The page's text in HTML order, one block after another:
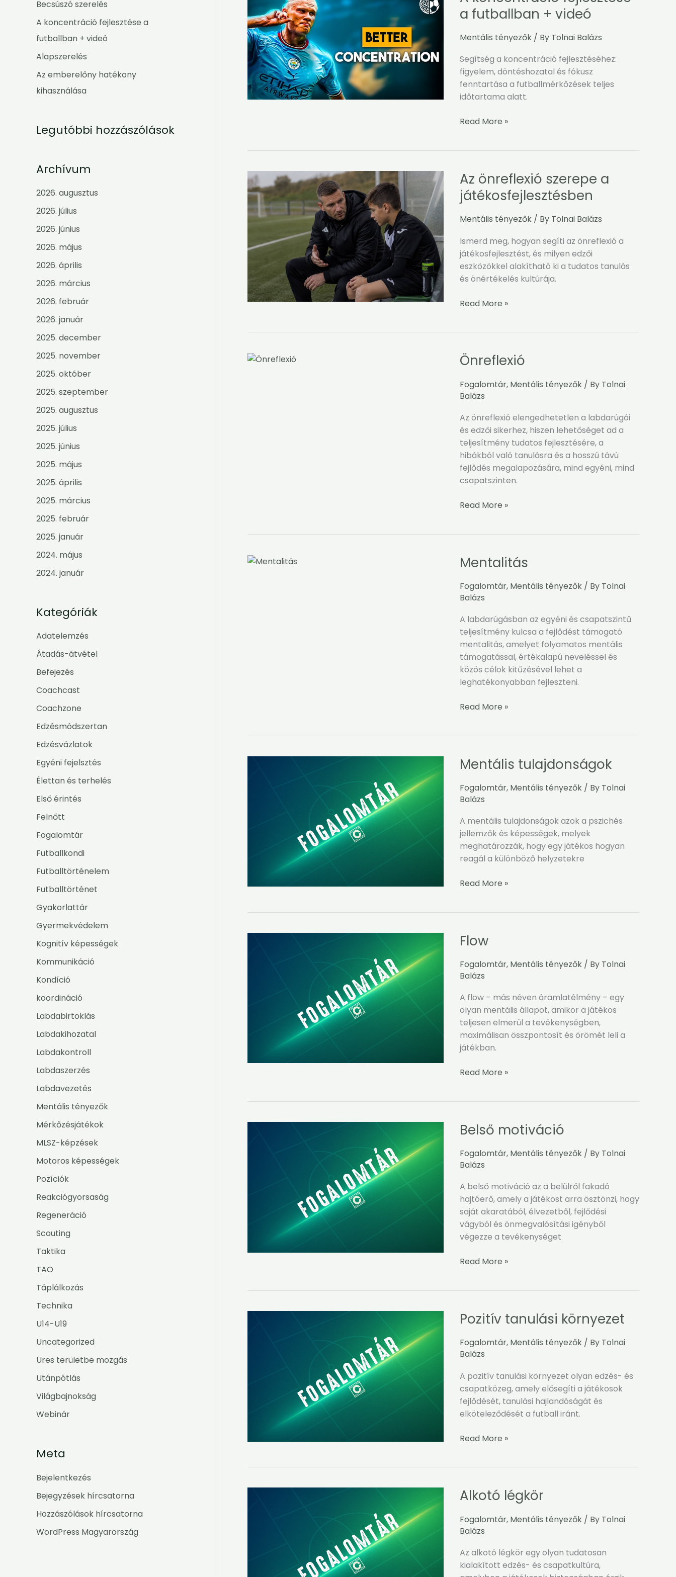
f
o
Becsúszó szerelés
A koncentráció fejlesztése a
futballban + videó
Alapszerelés
Az emberelőny hatékony
kihasználása
Legutóbbi hozzászólások
Archívum
2026. augusztus
2026. július
2026. június
2026. május
2026. április
2026. március
2026. február
2026. január
2025. december
2025. november
2025. október
2025. szeptember
2025. augusztus
2025. július
2025. június
2025. május
2025. április
2025. március
2025. február
2025. január
2024. május
2024. január
Kategóriák
Adatelemzés
Átadás-átvétel
Befejezés
Coachcast
Coachzone
Edzésmódszertan
Edzésvázlatok
Egyéni fejelsztés
Élettan és terhelés
Első érintés
Felnőtt
Fogalomtár
Futballkondi
Futballtörténelem
Futballtörténet
Gyakorlattár
Gyermekvédelem
Kognitív képességek
Kommunikáció
Kondíció
koordináció
Labdabirtoklás
Labdakihozatal
Labdakontroll
Labdaszerzés
Labdavezetés
Mentális tényezők
Mérkőzésjátékok
MLSZ-képzések
Motoros képességek
Pozíciók
Reakciógyorsaság
Regeneráció
Scouting
Taktika
TAO
Táplálkozás
Technika
U14-U19
Uncategorized
Üres területbe mozgás
Utánpótlás
Világbajnokság
Webinár
Meta
Bejelentkezés
Bejegyzések hírcsatorna
Hozzászólások hírcsatorna
WordPress Magyarország
a futballban + videó
Mentális tényezők/ By Tolnai Balázs
Segítség a koncentráció fejlesztéséhez:
figyelem, döntéshozatal és fókusz
fenntartása a futballmérkőzések teljes
időtartama alatt.
koncentráció
fejlesztése
a
+
videó
Read More »
Az önreflexió szerepe a
játékosfejlesztésben
Mentális tényezők/ By Tolnai Balázs
Ismerd meg, hogyan segíti az önreflexió a
játékosfejlesztést, és milyen edzői
eszközökkel alakítható ki a tudatos tanulás
és önértékelés kultúrája.
Az
önreflexió
szerepe
a
játékosfejlesztésben
Read More »
Önreflexió
Fogalomtár, Mentális tényezők/ By Tolnai
Balázs
Az önreflexió elengedhetetlen a labdarúgói
és edzői sikerhez, hiszen lehetőséget ad a
teljesítmény tudatos fejlesztésére, a
hibákból való tanulásra és a hosszú távú
fejlődés megalapozására, mind egyéni, mind
csapatszinten.
Önreflexió
Read More »
Mentalitás
Fogalomtár, Mentális tényezők/ By Tolnai
Balázs
A labdarúgásban az egyéni és csapatszintű
teljesítmény kulcsa a fejlődést támogató
mentalitás, amelyet folyamatos mentális
támogatással, értékalapú neveléssel és
közös célok kitűzésével lehet a
leghatékonyabban fejleszteni.
Mentalitás
Read More »
Mentális tulajdonságok
Fogalomtár, Mentális tényezők/ By Tolnai
Balázs
A mentális tulajdonságok azok a pszichés
jellemzők és képességek, melyek
meghatározzák, hogy egy játékos hogyan
reagál a különböző helyzetekre
Mentális
Read More »
Flow
Fogalomtár, Mentális tényezők/ By Tolnai
Balázs
A flow – más néven áramlatélmény – egy
olyan mentális állapot, amikor a játékos
teljesen elmerül a tevékenységben,
maximálisan összpontosít és örömét leli a
játékban.
Flow
Read More »
Belső motiváció
Fogalomtár, Mentális tényezők/ By Tolnai
Balázs
A belső motiváció az a belülről fakadó
hajtóerő, amely a játékost arra ösztönzi, hogy
saját akaratából, élvezetből, fejlődési
vágyból és önmegvalósítási igényből
végezze a tevékenységet
Belső
Read More »
Pozitív tanulási környezet
Fogalomtár, Mentális tényezők/ By Tolnai
Balázs
A pozitív tanulási környezet olyan edzés- és
csapatközeg, amely elősegíti a játékosok
fejlődését, tanulási hajlandóságát és
elköteleződését a futball iránt.
Pozitív
környezet
Read More »
Alkotó légkör
Fogalomtár, Mentális tényezők/ By Tolnai
Balázs
Az alkotó légkör egy olyan tudatosan
kialakított edzés- és csapatkultúra,
Alkotó